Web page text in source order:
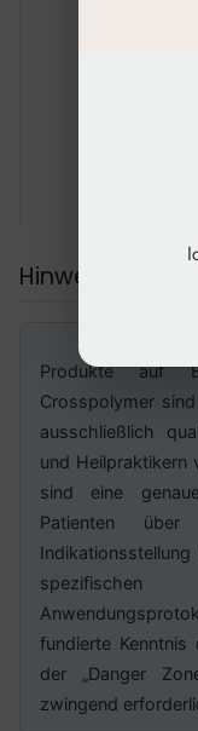
Klare
Hinweise für
Produkte auf
Crosspolymer
ausschließlich
und Heilpraktikern
sind eine
Patienten
spezifischen
fundierte Kenntnis
der „Danger
zwingend